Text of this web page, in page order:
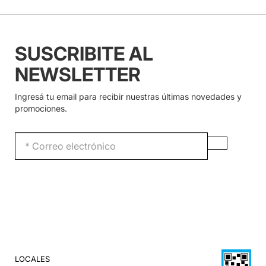
SUSCRIBITE AL
NEWSLETTER
Ingresá tu email para recibir nuestras últimas novedades y
promociones.
LOCALES